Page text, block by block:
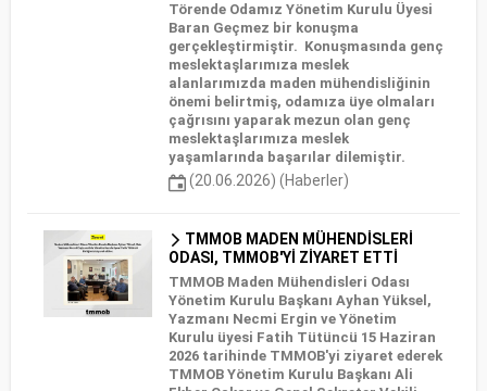
Törende Odamız Yönetim Kurulu Üyesi
Baran Geçmez bir konuşma
gerçekleştirmiştir. Konuşmasında genç
meslektaşlarımıza meslek
alanlarımızda maden mühendisliğinin
önemi belirtmiş, odamıza üye olmaları
çağrısını yaparak mezun olan genç
meslektaşlarımıza meslek
yaşamlarında başarılar dilemiştir.
(20.06.2026) (Haberler)
TMMOB MADEN MÜHENDİSLERİ
ODASI, TMMOB'Yİ ZİYARET ETTİ
TMMOB Maden Mühendisleri Odası
Yönetim Kurulu Başkanı Ayhan Yüksel,
Yazmanı Necmi Ergin ve Yönetim
Kurulu üyesi Fatih Tütüncü 15 Haziran
2026 tarihinde TMMOB'yi ziyaret ederek
TMMOB Yönetim Kurulu Başkanı Ali